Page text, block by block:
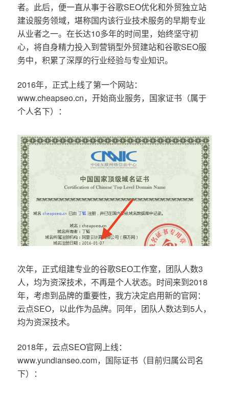
者。此后，便一直从事于谷歌SEO优化和外贸独立站
建设服务领域，堪称国内该行业技术服务的早期专业
从业者之一。在长达10多年的时间里，始终坚守初
心，将自身精力投入到营销型外贸建站和谷歌SEO服
务中，积累了深厚的行业经验与专业知识。
2016年，正式上线了第一个网站：
www.cheapseo.cn，开始商业服务，国家证书（属于
个人名下）：
次年，正式组建专业的谷歌SEO工作室，团队人数3
人，均为资深技术，不再是个人状态。时间来到2018
年，考虑到品牌的重要性，我方决定启用新的官网：
云点SEO，以此作为品牌。同年，团队人数达到5人，
均为资深技术。
2018年，云点SEO官网上线：
www.yundianseo.com，国际证书（目前归属公司名
下）：